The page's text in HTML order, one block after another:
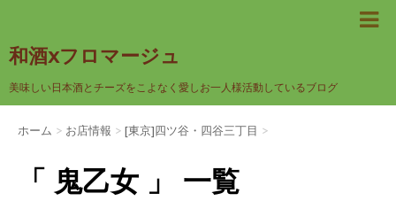
和酒xフロマージュ
美味しい日本酒とチーズをこよなく愛しお一人様活動しているブログ
ホーム > お店情報 > [東京]四ツ谷・四谷三丁目 >
「 鬼乙女 」 一覧